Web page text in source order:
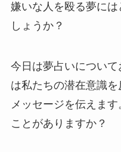
嫌いな人を殴る夢に
しょうか？
今日は夢占いについ
は私たちの潜在意識
メッセージを伝えま
ことがありますか？